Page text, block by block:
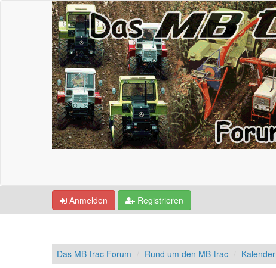
Anmelden Registrieren
Das MB-trac Forum Rund um den MB-trac Kalender